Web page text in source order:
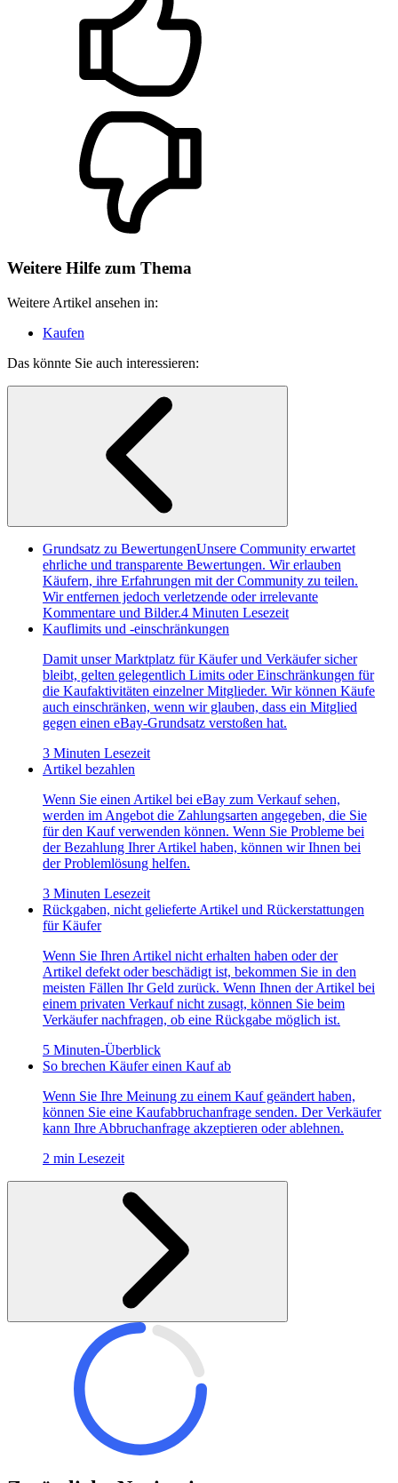
Weitere Hilfe zum Thema
Weitere Artikel ansehen in:
Kaufen
Das könnte Sie auch interessieren:
Grundsatz zu BewertungenUnsere Community erwartet
ehrliche und transparente Bewertungen. Wir erlauben
Käufern, ihre Erfahrungen mit der Community zu teilen.
Wir entfernen jedoch verletzende oder irrelevante
Kommentare und Bilder.4 Minuten Lesezeit
Kauflimits und -einschränkungen
Damit unser Marktplatz für Käufer und Verkäufer sicher
bleibt, gelten gelegentlich Limits oder Einschränkungen für
die Kaufaktivitäten einzelner Mitglieder. Wir können Käufe
auch einschränken, wenn wir glauben, dass ein Mitglied
gegen einen eBay-Grundsatz verstoßen hat.
3 Minuten Lesezeit
Artikel bezahlen
Wenn Sie einen Artikel bei eBay zum Verkauf sehen,
werden im Angebot die Zahlungsarten angegeben, die Sie
für den Kauf verwenden können. Wenn Sie Probleme bei
der Bezahlung Ihrer Artikel haben, können wir Ihnen bei
der Problemlösung helfen.
3 Minuten Lesezeit
Rückgaben, nicht gelieferte Artikel und Rückerstattungen
für Käufer
Wenn Sie Ihren Artikel nicht erhalten haben oder der
Artikel defekt oder beschädigt ist, bekommen Sie in den
meisten Fällen Ihr Geld zurück. Wenn Ihnen der Artikel bei
einem privaten Verkauf nicht zusagt, können Sie beim
Verkäufer nachfragen, ob eine Rückgabe möglich ist.
5 Minuten-Überblick
So brechen Käufer einen Kauf ab
Wenn Sie Ihre Meinung zu einem Kauf geändert haben,
können Sie eine Kaufabbruchanfrage senden. Der Verkäufer
kann Ihre Abbruchanfrage akzeptieren oder ablehnen.
2 min Lesezeit